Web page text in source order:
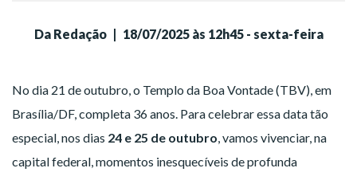
Da Redação | 18/07/2025 às 12h45 - sexta-feira
No dia 21 de outubro, o Templo da Boa Vontade (TBV), em
Brasília/DF, completa 36 anos. Para celebrar essa data tão
especial, nos dias 24 e 25 de outubro, vamos vivenciar, na
capital federal,momentos inesquecíveis de profunda